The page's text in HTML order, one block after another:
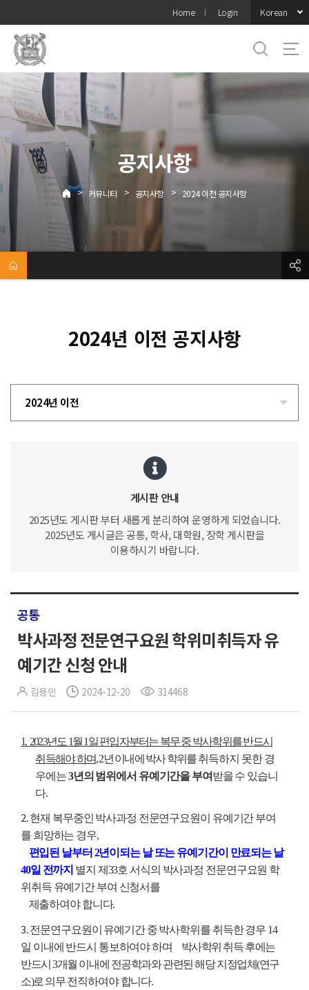
메뉴
Home Login Korean
공지사항
> 커뮤니티 > 공지사항 > 2024 이전 공지사항
2024년 이전 공지사항
2024년 이전
게시판 안내
2025년도 게시판 부터 새롭게 분리하여 운영하게 되었습니다.
2025년도 게시글은 공통, 학사, 대학원, 장학 게시판을
이용하시기 바랍니다.
공통
박사과정 전문연구요원 학위미취득자 유
예기간 신청 안내
김용인 2024-12-20 314468
1. 2023년도 1월 1일 편입자부터는 복무 중 박사학위를 반드시
취득해야 하며,2년 이내에 박사 학위를취득하지 못한 경
우에는3년의 범위에서 유예기간을 부여받을 수 있습니
다.
2. 현재 복무중인 박사과정 전문연구요원이 유예기간 부여
를 희망하는 경우,
편입된 날부터 2년이되는 날 또는 유예기간이 만료되는 날
40일 전까지 별지 제33호 서식의 박사과정 전문연구요원 학
위취득 유예기간 부여 신청서를
제출하여야 합니다.
3. 전문연구요원이 유예기간 중 박사학위를 취득한 경우 14
일 이내에 반드시 통보하여야 하며
박사학위 취득 후에는
반드시 3개월 이내에 전공학과와 관련된 해당 지정업체(연구
소)로 의무전직하여야 합니다.